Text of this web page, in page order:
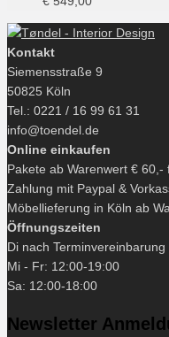
Kontakt
Siemensstraße 9
50825 Köln
Tel.: 0221 / 16 99 61 31
info@toendel.de
Online einkaufen
Pakete ab Warenwert € 60,-
Zahlung mit Paypal &
Möbellieferung in Köln ab
Öffnungszeiten
Di nach Terminvereinbarung
Mi - Fr: 12:00-19:00
Sa: 12:00-18:00
Newsletter